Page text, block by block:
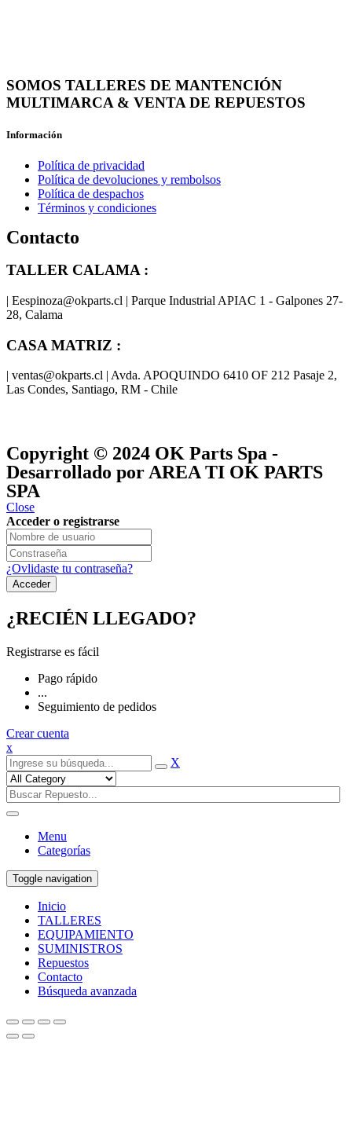
SOMOS TALLERES DE MANTENCIÓN
MULTIMARCA & VENTA DE REPUESTOS
Información
Política de privacidad
Política de devoluciones y rembolsos
Política de despachos
Términos y condiciones
Contacto
TALLER CALAMA :
| Eespinoza@okparts.cl | Parque Industrial APIAC 1 - Galpones 27-
28, Calama
CASA MATRIZ :
| ventas@okparts.cl | Avda. APOQUINDO 6410 OF 212 Pasaje 2,
Las Condes, Santiago, RM - Chile
Copyright © 2024 OK Parts Spa -
Desarrollado por AREA TI OK PARTS
SPA
Close
Acceder o registrarse
¿Ovlidaste tu contraseña?
¿RECIÉN LLEGADO?
Registrarse es fácil
Pago rápido
...
Seguimiento de pedidos
Crear cuenta
x
X
Menu
Categorías
Toggle navigation
Inicio
TALLERES
EQUIPAMIENTO
SUMINISTROS
Repuestos
Contacto
Búsqueda avanzada